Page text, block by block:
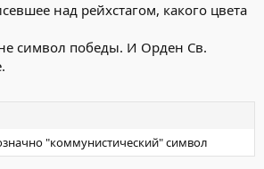
над рейхстагом, какого цвета
символ победы. И Орден Св.
"коммунистический" символ